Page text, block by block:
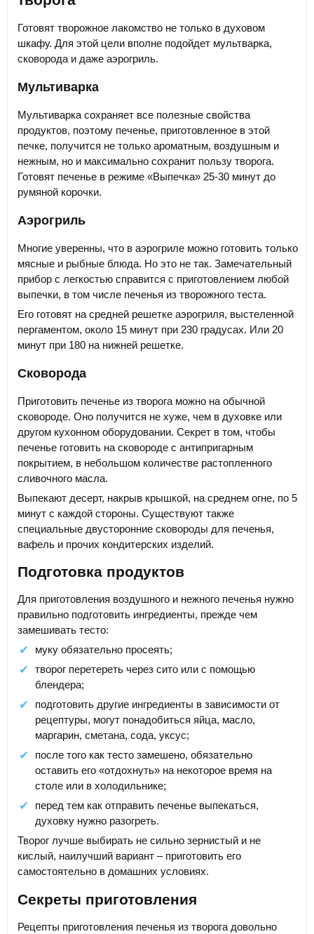
Готовят творожное лакомство не только в духовом
шкафу. Для этой цели вполне подойдет мультварка,
сковорода и даже аэрогриль.
Мультиварка
Мультиварка сохраняет все полезные свойства
продуктов, поэтому печенье, приготовленное в этой
печке, получится не только ароматным, воздушным и
нежным, но и максимально сохранит пользу творога.
Готовят печенье в режиме «Выпечка» 25-30 минут до
румяной корочки.
Аэрогриль
Многие уверенны, что в аэрогриле можно готовить только
мясные и рыбные блюда. Но это не так. Замечательный
прибор с легкостью справится с приготовлением любой
выпечки, в том числе печенья из творожного теста.
Его готовят на средней решетке аэрогриля, выстеленной
пергаментом, около 15 минут при 230 градусах. Или 20
минут при 180 на нижней решетке.
Сковорода
Приготовить печенье из творога можно на обычной
сковороде. Оно получится не хуже, чем в духовке или
другом кухонном оборудовании. Секрет в том, чтобы
печенье готовить на сковороде с антипригарным
покрытием, в небольшом количестве растопленного
сливочного масла.
Выпекают десерт, накрыв крышкой, на среднем огне, по 5
минут с каждой стороны. Существуют также
специальные двусторонние сковороды для печенья,
вафель и прочих кондитерских изделий.
Подготовка продуктов
Для приготовления воздушного и нежного печенья нужно
правильно подготовить ингредиенты, прежде чем
замешивать тесто:
муку обязательно просеять;
творог перетереть через сито или с помощью
блендера;
подготовить другие ингредиенты в зависимости от
рецептуры, могут понадобиться яйца, масло,
маргарин, сметана, сода, уксус;
после того как тесто замешено, обязательно
оставить его «отдохнуть» на некоторое время на
столе или в холодильнике;
перед тем как отправить печенье выпекаться,
духовку нужно разогреть.
Творог лучше выбирать не сильно зернистый и не
кислый, наилучший вариант – приготовить его
самостоятельно в домашних условиях.
Секреты приготовления
Рецепты приготовления печенья из творога довольно